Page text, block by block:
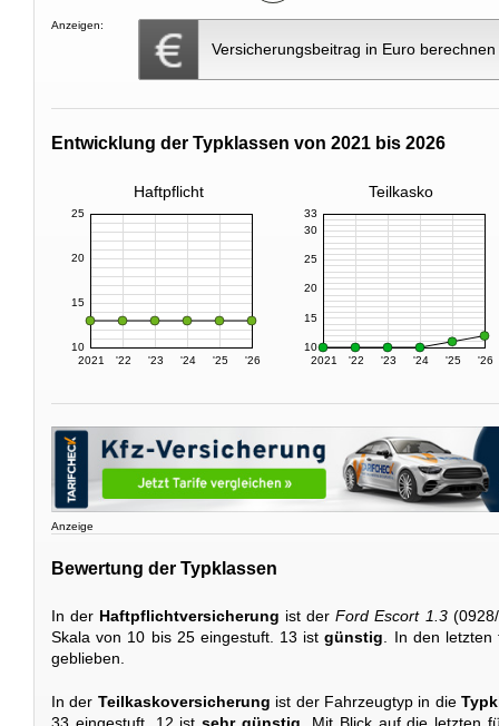
Anzeigen:
Versicherungsbeitrag in Euro berechnen
Entwicklung der Typklassen von 2021 bis 2026
Haftpflicht Teilkasko
2021 '22 '23 '24 '25 '26
10
15
20
25
2021 '22 '23 '24 '25 '26
10
15
20
25
30
33
Anzeige
Bewertung der Typklassen
In der Haftpflichtversicherung ist derFord Escort 1.3
Skala von 10 bis 25 eingestuft. 13 istgünstig . In den
geblieben.
In der Teilkaskoversicherung ist der Fahrzeugtyp in die
33 eingestuft. 12 istsehr günstig . Mit Blick auf die letzten